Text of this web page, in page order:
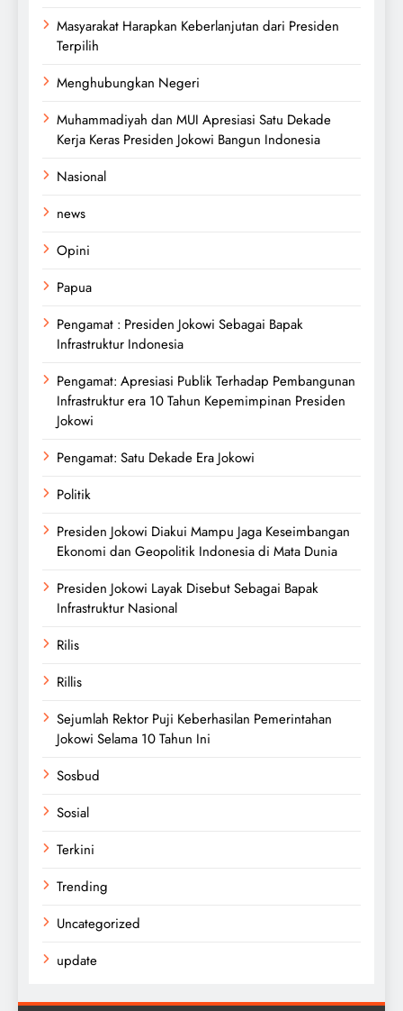
Masyarakat Harapkan Keberlanjutan dari Presiden
Terpilih
Menghubungkan Negeri
Muhammadiyah dan MUI Apresiasi Satu Dekade
Kerja Keras Presiden Jokowi Bangun Indonesia
Nasional
news
Opini
Papua
Pengamat : Presiden Jokowi Sebagai Bapak
Infrastruktur Indonesia
Pengamat: Apresiasi Publik Terhadap Pembangunan
Infrastruktur era 10 Tahun Kepemimpinan Presiden
Jokowi
Pengamat: Satu Dekade Era Jokowi
Politik
Presiden Jokowi Diakui Mampu Jaga Keseimbangan
Ekonomi dan Geopolitik Indonesia di Mata Dunia
Presiden Jokowi Layak Disebut Sebagai Bapak
Infrastruktur Nasional
Rilis
Rillis
Sejumlah Rektor Puji Keberhasilan Pemerintahan
Jokowi Selama 10 Tahun Ini
Sosbud
Sosial
Terkini
Trending
Uncategorized
update